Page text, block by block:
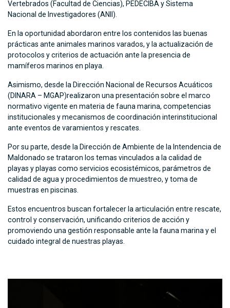
Vertebrados (Facultad de Ciencias), PEDECIBA y Sistema
Nacional de Investigadores (ANII).
En la oportunidad abordaron entre los contenidos las buenas
prácticas ante animales marinos varados, y la actualización de
protocolos y criterios de actuación ante la presencia de
mamíferos marinos en playa.
Asimismo, desde la Dirección Nacional de Recursos Acuáticos
(DINARA – MGAP)realizaron una presentación sobre el marco
normativo vigente en materia de fauna marina, competencias
institucionales y mecanismos de coordinación interinstitucional
ante eventos de varamientos y rescates.
Por su parte, desde la Dirección de Ambiente de la Intendencia de
Maldonado se trataron los temas vinculados a la calidad de
playas y playas como servicios ecosistémicos, parámetros de
calidad de agua y procedimientos de muestreo, y toma de
muestras en piscinas.
Estos encuentros buscan fortalecer la articulación entre rescate,
control y conservación, unificando criterios de acción y
promoviendo una gestión responsable ante la fauna marina y el
cuidado integral de nuestras playas.